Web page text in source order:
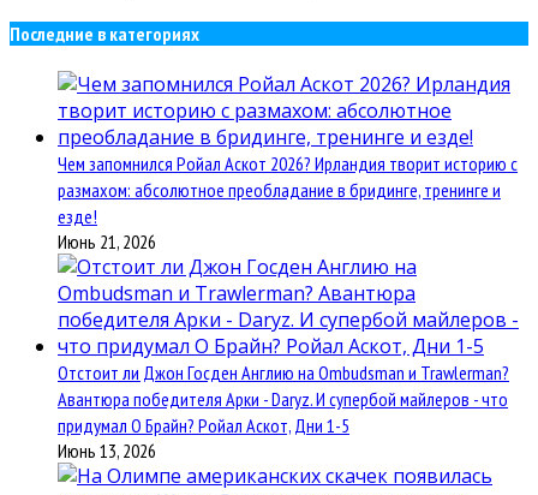
Последние в категориях
Чем запомнился Ройал Аскот 2026? Ирландия творит историю с
размахом: абсолютное преобладание в бридинге, тренинге и
езде!
Июнь 21, 2026
Отстоит ли Джон Госден Англию на Ombudsman и Trawlerman?
Авантюра победителя Арки - Daryz. И супербой майлеров - что
придумал О Брайн? Ройал Аскот, Дни 1-5
Июнь 13, 2026